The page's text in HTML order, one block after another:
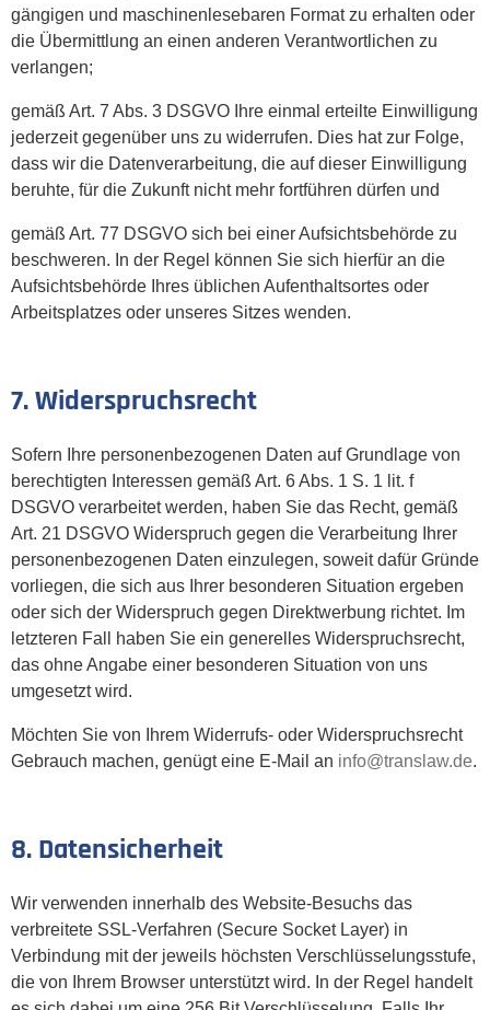
gängigen und maschinenlesebaren Format zu erhalten oder
die Übermittlung an einen anderen Verantwortlichen zu
verlangen;
gemäß Art. 7 Abs. 3 DSGVO Ihre einmal erteilte Einwilligung
jederzeit gegenüber uns zu widerrufen. Dies hat zur Folge,
dass wir die Datenverarbeitung, die auf dieser Einwilligung
beruhte, für die Zukunft nicht mehr fortführen dürfen und
gemäß Art. 77 DSGVO sich bei einer Aufsichtsbehörde zu
beschweren. In der Regel können Sie sich hierfür an die
Aufsichtsbehörde Ihres üblichen Aufenthaltsortes oder
Arbeitsplatzes oder unseres Sitzes wenden.
7. Widerspruchsrecht
Sofern Ihre personenbezogenen Daten auf Grundlage von
berechtigten Interessen gemäß Art. 6 Abs. 1 S. 1 lit. f
DSGVO verarbeitet werden, haben Sie das Recht, gemäß
Art. 21 DSGVO Widerspruch gegen die Verarbeitung Ihrer
personenbezogenen Daten einzulegen, soweit dafür Gründe
vorliegen, die sich aus Ihrer besonderen Situation ergeben
oder sich der Widerspruch gegen Direktwerbung richtet. Im
letzteren Fall haben Sie ein generelles Widerspruchsrecht,
das ohne Angabe einer besonderen Situation von uns
umgesetzt wird.
Möchten Sie von Ihrem Widerrufs- oder Widerspruchsrecht
Gebrauch machen, genügt eine E-Mail an info@translaw.de.
8. Datensicherheit
Wir verwenden innerhalb des Website-Besuchs das
verbreitete SSL-Verfahren (Secure Socket Layer) in
Verbindung mit der jeweils höchsten Verschlüsselungsstufe,
die von Ihrem Browser unterstützt wird. In der Regel handelt